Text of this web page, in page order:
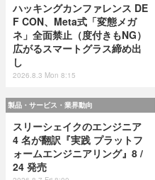
ハッキングカンファレンス DE
F CON、Meta式「変態メガ
ネ」全面禁止（度付きもNG）
広がるスマートグラス締め出
し
2026.8.3 Mon 8:15
製品・サービス・業界動向
スリーシェイクのエンジニア
4 名が翻訳『実践 プラットフ
ォームエンジニアリング』8 /
24 発売